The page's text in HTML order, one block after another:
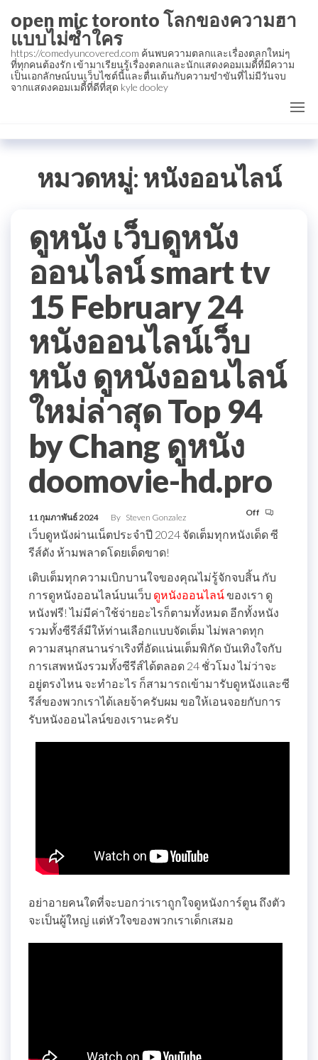
the
content
open mic toronto โลกของความฮา
แบบไม่ซ้ำใคร
https://comedyuncovered.com ค้นพบความตลกและเรื่องตลกใหม่ๆ
ที่ทุกคนต้องรัก เข้ามาเรียนรู้เรื่องตลกและนักแสดงคอมเมดี้ที่มีความ
เป็นเอกลักษณ์บนเว็บไซต์นี้และตื่นเต้นกับความขำขันที่ไม่มีวันจบ
จากแสดงคอมเมดี้ที่ดีที่สุด kyle dooley
หมวดหมู่:หนังออนไลน์
ดูหนัง เว็บดูหนัง
ออนไลน์ smart tv
15 February 24
หนังออนไลน์เว็บ
หนัง ดูหนังออนไลน์
ใหม่ล่าสุด Top 94
by Chang ดูหนัง
doomovie-hd.pro
11 กุมภาพันธ์ 2024 By Steven Gonzalez Off
เว็บดูหนังผ่านเน็ตประจำปี 2024 จัดเต็มทุกหนังเด็ด ซี
รีส์ดัง ห้ามพลาดโดยเด็ดขาด!
เติบเต็มทุกความเบิกบานใจของคุณไม่รู้จักจบสิ้น กับ
การดูหนังออนไลน์บนเว็บ ดูหนังออนไลน์ของเรา ดู
หนังฟรี! ไม่มีค่าใช้จ่ายอะไรก็ตามทั้งหมด อีกทั้งหนัง
รวมทั้งซีรีส์มีให้ท่านเลือกแบบจัดเต็ม ไม่พลาดทุก
ความสนุกสนานร่าเริงที่อัดแน่นเต็มพิกัด บันเทิงใจกับ
การเสพหนังรวมทั้งซีรีส์ได้ตลอด 24 ชั่วโมง ไม่ว่าจะ
อยู่ตรงไหน จะทำอะไร ก็สามารถเข้ามารับดูหนังและซี
รีส์ของพวกเราได้เลยจ้าครับผม ขอให้เอนจอยกับการ
รับหนังออนไลน์ของเรานะครับ
อย่าอายคนใดที่จะบอกว่าเราถูกใจดูหนังการ์ตูน ถึงตัว
จะเป็นผู้ใหญ่ แต่หัวใจของพวกเราเด็กเสมอ